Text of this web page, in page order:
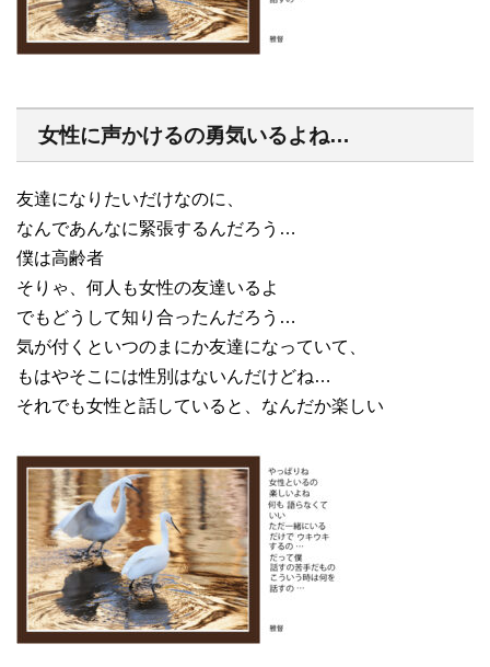
女性に声かけるの勇気いるよね…
友達になりたいだけなのに、
なんであんなに緊張するんだろう…
僕は高齢者
そりゃ、何人も女性の友達いるよ
でもどうして知り合ったんだろう…
気が付くといつのまにか友達になっていて、
もはやそこには性別はないんだけどね…
それでも女性と話していると、なんだか楽しい